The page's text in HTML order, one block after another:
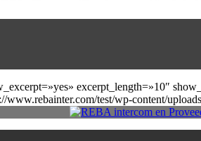
excerpt_length=»10″
test/wp-content/